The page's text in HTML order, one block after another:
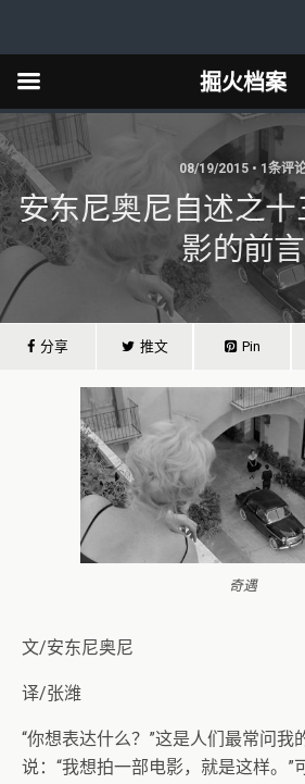
08/19/2015 • 1条评
安东尼奥尼自述之
影的前言
分享 推文 Pin
奇遇
文/安东尼奥尼
译/张潍
“你想表达什么？”这是人们最常问我
说：“我想拍一部电影，就是这样。”
掘火档案